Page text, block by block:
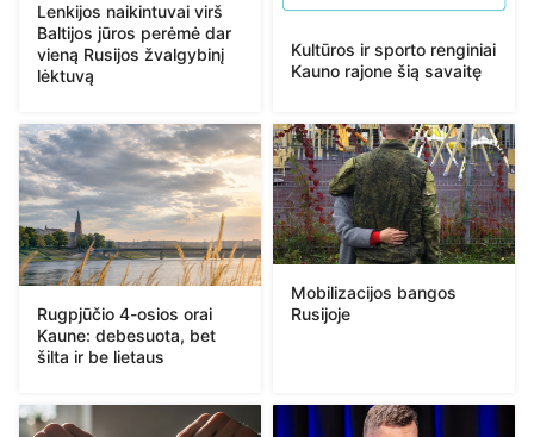
Lenkijos naikintuvai virš
Baltijos jūros perėmė dar
vieną Rusijos žvalgybinį
lėktuvą
Kultūros ir sporto renginiai
Kauno rajone šią savaitę
Rugpjūčio 4-osios orai
Kaune: debesuota, bet
šilta ir be lietaus
Mobilizacijos bangos
Rusijoje